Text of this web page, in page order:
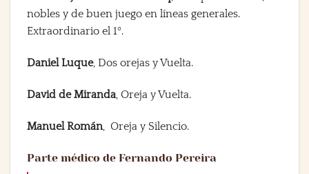
nobles y de buen juego en líneas generales.
Extraordinario el 1º.
Daniel Luque, Dos orejas y Vuelta.
David de Miranda, Oreja y Vuelta.
Manuel Román, Oreja y Silencio.
Parte médico de Fernando Pereira